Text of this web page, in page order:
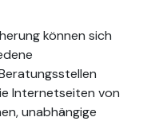
können sich
Internetseiten von
unabhängige